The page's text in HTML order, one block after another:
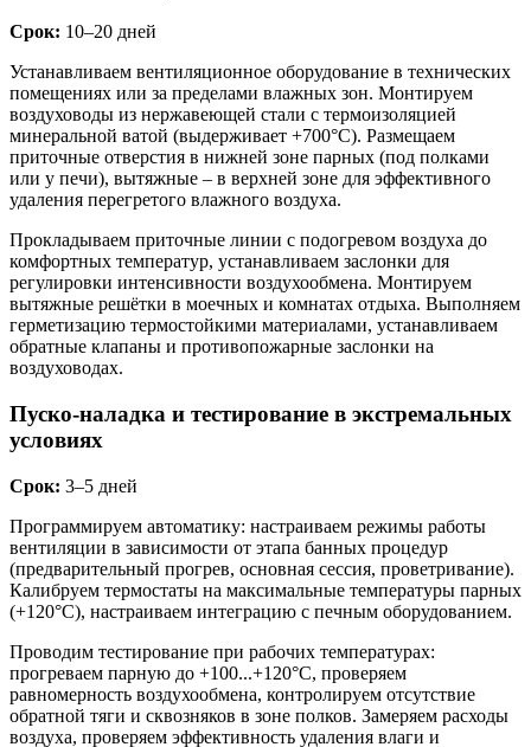
Срок: 10–20 дней
Устанавливаем вентиляционное оборудование в технических
помещениях или за пределами влажных зон. Монтируем
воздуховоды из нержавеющей стали с термоизоляцией
минеральной ватой (выдерживает +700°C). Размещаем
приточные отверстия в нижней зоне парных (под полками
или у печи), вытяжные – в верхней зоне для эффективного
удаления перегретого влажного воздуха.
Прокладываем приточные линии с подогревом воздуха до
комфортных температур, устанавливаем заслонки для
регулировки интенсивности воздухообмена. Монтируем
вытяжные решётки в моечных и комнатах отдыха. Выполняем
герметизацию термостойкими материалами, устанавливаем
обратные клапаны и противопожарные заслонки на
воздуховодах.
Пуско-наладка и тестирование в экстремальных
условиях
Срок: 3–5 дней
Программируем автоматику: настраиваем режимы работы
вентиляции в зависимости от этапа банных процедур
(предварительный прогрев, основная сессия, проветривание).
Калибруем термостаты на максимальные температуры парных
(+120°C), настраиваем интеграцию с печным оборудованием.
Проводим тестирование при рабочих температурах:
прогреваем парную до +100...+120°C, проверяем
равномерность воздухообмена, контролируем отсутствие
обратной тяги и сквозняков в зоне полков. Замеряем расходы
воздуха, проверяем эффективность удаления влаги и